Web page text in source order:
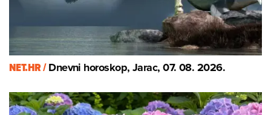
NET.HR /Dnevni horoskop, Jarac, 07. 08. 2026.